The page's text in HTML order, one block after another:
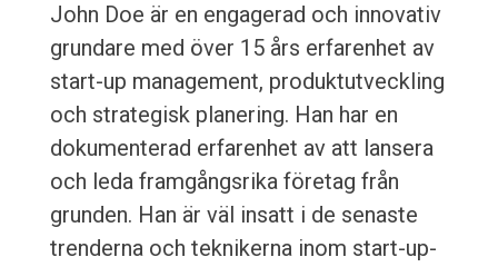
John Doe är en engagerad och innovativ
grundare med över 15 års erfarenhet av
start-up management, produktutveckling
och strategisk planering. Han har en
dokumenterad erfarenhet av att lansera
och leda framgångsrika företag från
grunden. Han är väl insatt i de senaste
trenderna och teknikerna inom start-up-